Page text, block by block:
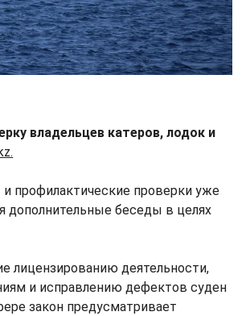
владельцев катеров, лодок и
профилактические проверки уже
дополнительные беседы в целях
лицензированию деятельности,
и исправлению дефектов суден
закон предусматривает